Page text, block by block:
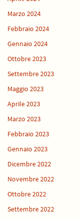
Marzo 2024
Febbraio 2024
Gennaio 2024
Ottobre 2023
Settembre 2023
Maggio 2023
Aprile 2023
Marzo 2023
Febbraio 2023
Gennaio 2023
Dicembre 2022
Novembre 2022
Ottobre 2022
Settembre 2022